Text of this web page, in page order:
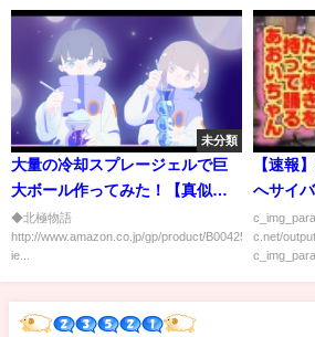
未分類
大量の冷却スプレージェルで巨
大ボール作ってみた！【真似し
ないでね】
◆北極物語
http://www.amazon.co.jp/gp/product/B00425RVSI/
ie...
【速報
へサイ
ｗ
c.net/